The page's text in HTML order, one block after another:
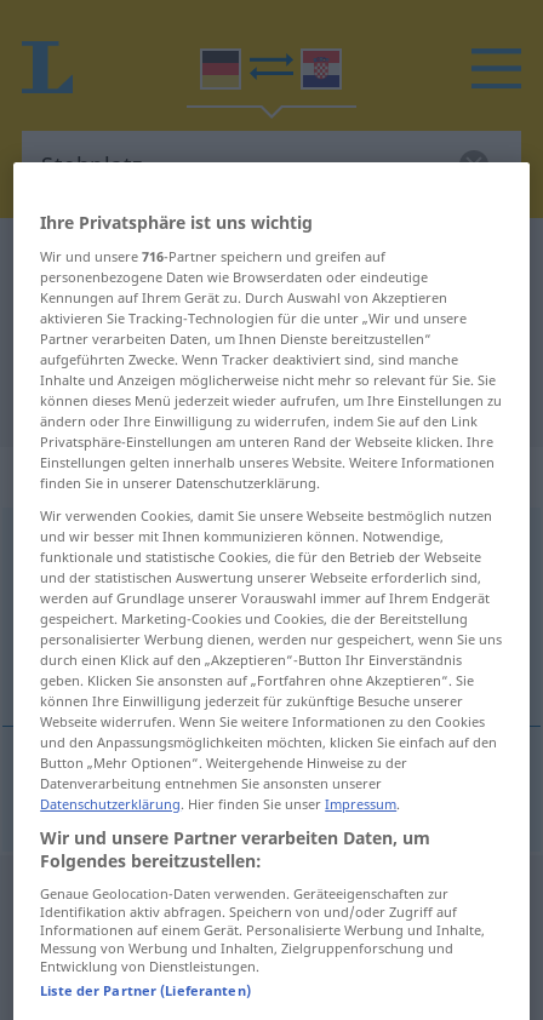
Deutsch-Kroatisch Wörterbuch Stehplatz
Deutsch-Kroatisch Übersetzung für
"Stehplatz"
"Stehplatz" Kroatisch Übersetzung
„Stehplatz“: Maskulinum
Stehplatzm <-es;Stehplätze>
Übersicht aller Übersetzungen
(Für mehr Details die Übersetzung anklicken/antippen)
mjesto za stajanje
mjesto zastajanje Stehplatz
Ihre Privatsphäre ist uns wichtig
Wir und unsere716-Partner speichern und greifen auf
personenbezogene Daten wie Browserdaten oder eindeutige
Kennungen auf Ihrem Gerät zu. Durch Auswahl von Akzeptieren
aktivieren Sie Tracking-Technologien für die unter „Wir und unsere
Partner verarbeiten Daten, um Ihnen Dienste bereitzustellen“
aufgeführten Zwecke. Wenn Tracker deaktiviert sind, sind manche
Inhalte und Anzeigen möglicherweise nicht mehr so relevant für Sie. Sie
können dieses Menü jederzeit wieder aufrufen, um Ihre Einstellungen zu
ändern oder Ihre Einwilligung zu widerrufen, indem Sie auf den Link
Privatsphäre-Einstellungen am unteren Rand der Webseite klicken. Ihre
Einstellungen gelten innerhalb unseres Website. Weitere Informationen
finden Sie in unserer Datenschutzerklärung.
Wir verwenden Cookies, damit Sie unsere Webseite bestmöglich nutzen
und wir besser mit Ihnen kommunizieren können. Notwendige,
funktionale und statistische Cookies, die für den Betrieb der Webseite
und der statistischen Auswertung unserer Webseite erforderlich sind,
werden auf Grundlage unserer Vorauswahl immer auf Ihrem Endgerät
gespeichert. Marketing-Cookies und Cookies, die der Bereitstellung
personalisierter Werbung dienen, werden nur gespeichert, wenn Sie uns
durch einen Klick auf den „Akzeptieren“-Button Ihr Einverständnis
geben. Klicken Sie ansonsten auf „Fortfahren ohne Akzeptieren“. Sie
können Ihre Einwilligung jederzeit für zukünftige Besuche unserer
Webseite widerrufen. Wenn Sie weitere Informationen zu den Cookies
und den Anpassungsmöglichkeiten möchten, klicken Sie einfach auf den
Button „Mehr Optionen“. Weitergehende Hinweise zu der
Datenverarbeitung entnehmen Sie ansonsten unserer
Datenschutzerklärung. Hier finden Sie unserImpressum.
Wir und unsere Partner verarbeiten Daten, um
Folgendes bereitzustellen:
Genaue Geolocation-Daten verwenden. Geräteeigenschaften zur
Identifikation aktiv abfragen. Speichern von und/oder Zugriff auf
Informationen auf einem Gerät. Personalisierte Werbung und Inhalte,
Messung von Werbung und Inhalten, Zielgruppenforschung und
Entwicklung von Dienstleistungen.
Liste der Partner (Lieferanten)